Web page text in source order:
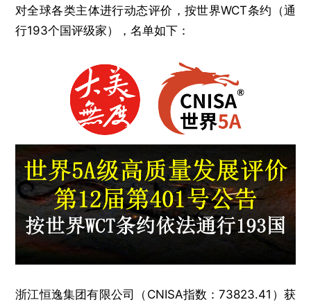
对全球各类主体进行动态评价，按世界WCT条约（通
行193个国评级家），名单如下：
浙江恒逸集团有限公司（CNISA指数：73823.41）获